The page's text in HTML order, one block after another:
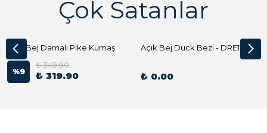
Çok Satanlar
Açık Bej Damalı Pike Kumaş
%9
₺ 349.90
₺ 319.90
Açık Bej Duck Bezi - DRE1144 Kumaş Peçete
₺ 0.00